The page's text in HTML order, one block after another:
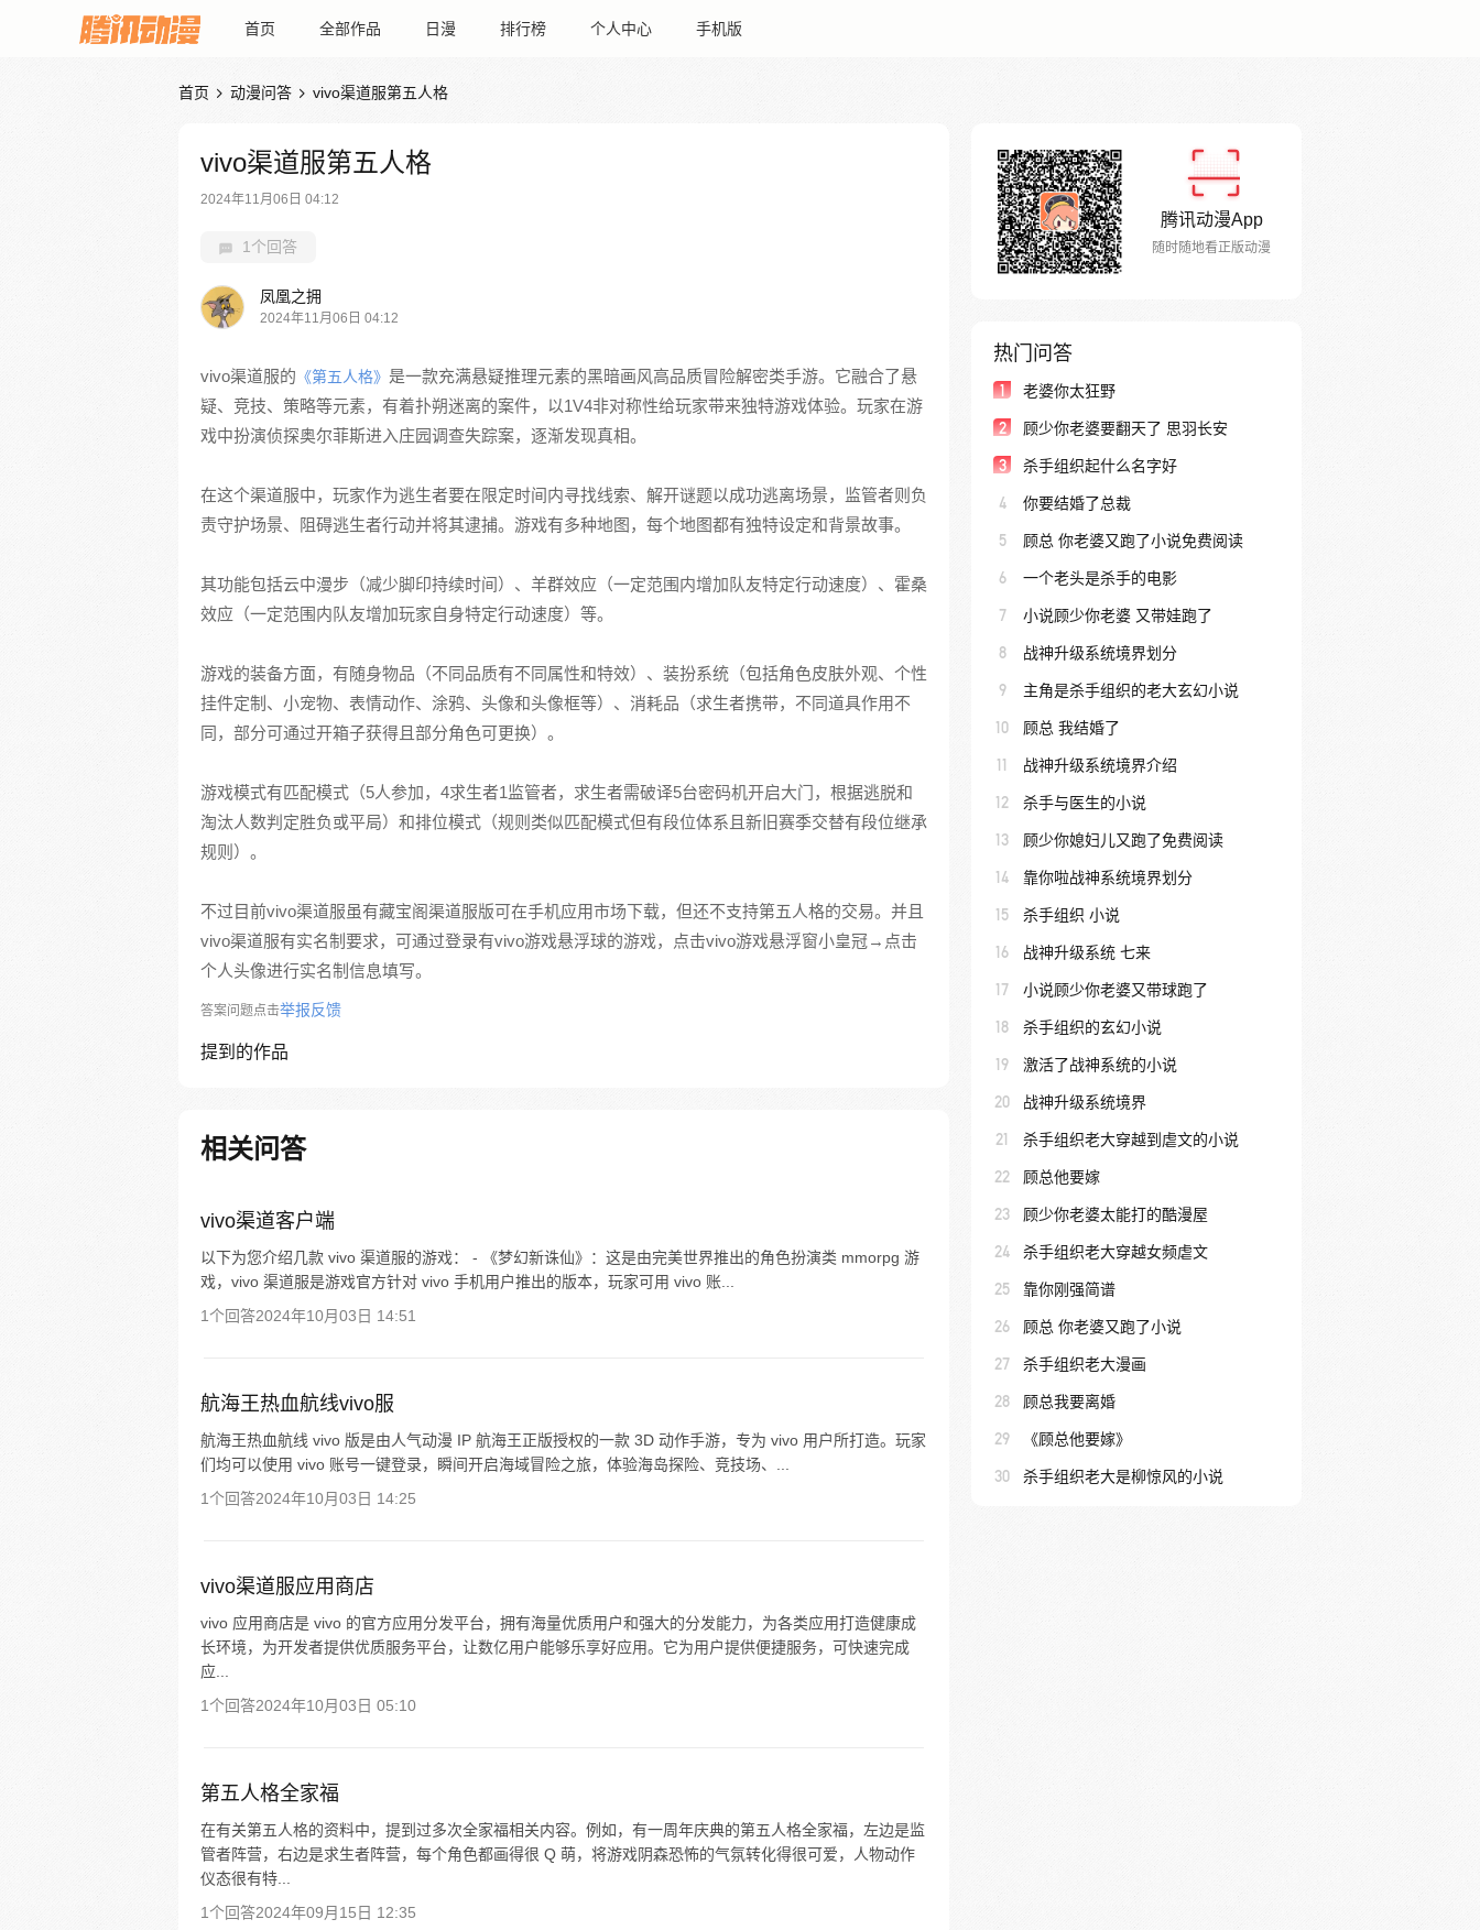
首页 全部作品 日漫 排行榜 个人中心 手机版
首页  动漫问答  vivo渠道服第五人格
vivo渠道服第五人格
2024年11月06日 04:12
1个回答
凤凰之拥
2024年11月06日 04:12
vivo渠道服的 《第五人格》 是一款充满悬疑推理元素的黑暗画风高品质冒险解密类手游。它融合了悬
疑、竞技、策略等元素，有着扑朔迷离的案件，以1V4非对称性给玩家带来独特游戏体验。玩家在游
戏中扮演侦探奥尔菲斯进入庄园调查失踪案，逐渐发现真相。
在这个渠道服中，玩家作为逃生者要在限定时间内寻找线索、解开谜题以成功逃离场景，监管者则负
责守护场景、阻碍逃生者行动并将其逮捕。游戏有多种地图，每个地图都有独特设定和背景故事。
其功能包括云中漫步（减少脚印持续时间）、羊群效应（一定范围内增加队友特定行动速度）、霍桑
效应（一定范围内队友增加玩家自身特定行动速度）等。
游戏的装备方面，有随身物品（不同品质有不同属性和特效）、装扮系统（包括角色皮肤外观、个性
挂件定制、小宠物、表情动作、涂鸦、头像和头像框等）、消耗品（求生者携带，不同道具作用不
同，部分可通过开箱子获得且部分角色可更换）。
游戏模式有匹配模式（5人参加，4求生者1监管者，求生者需破译5台密码机开启大门，根据逃脱和
淘汰人数判定胜负或平局）和排位模式（规则类似匹配模式但有段位体系且新旧赛季交替有段位继承
规则）。
不过目前vivo渠道服虽有藏宝阁渠道服版可在手机应用市场下载，但还不支持第五人格的交易。并且
vivo渠道服有实名制要求，可通过登录有vivo游戏悬浮球的游戏，点击vivo游戏悬浮窗小皇冠→点击
个人头像进行实名制信息填写。
答案问题点击举报反馈
提到的作品
相关问答
vivo渠道客户端
以下为您介绍几款 vivo 渠道服的游戏： - 《梦幻新诛仙》：这是由完美世界推出的角色扮演类 mmorpg 游
戏，vivo 渠道服是游戏官方针对 vivo 手机用户推出的版本，玩家可用 vivo 账...
1个回答2024年10月03日 14:51
航海王热血航线vivo服
航海王热血航线 vivo 版是由人气动漫 IP 航海王正版授权的一款 3D 动作手游，专为 vivo 用户所打造。玩家
们均可以使用 vivo 账号一键登录，瞬间开启海域冒险之旅，体验海岛探险、竞技场、...
1个回答2024年10月03日 14:25
vivo渠道服应用商店
vivo 应用商店是 vivo 的官方应用分发平台，拥有海量优质用户和强大的分发能力，为各类应用打造健康成
长环境，为开发者提供优质服务平台，让数亿用户能够乐享好应用。它为用户提供便捷服务，可快速完成
应...
1个回答2024年10月03日 05:10
第五人格全家福
在有关第五人格的资料中，提到过多次全家福相关内容。例如，有一周年庆典的第五人格全家福，左边是监
管者阵营，右边是求生者阵营，每个角色都画得很 Q 萌，将游戏阴森恐怖的气氛转化得很可爱，人物动作
仪态很有特...
1个回答2024年09月15日 12:35
腾讯动漫App
随时随地看正版动漫
热门问答
1 老婆你太狂野
2 顾少你老婆要翻天了 思羽长安
3 杀手组织起什么名字好
4 你要结婚了总裁
5 顾总 你老婆又跑了小说免费阅读
6 一个老头是杀手的电影
7 小说顾少你老婆 又带娃跑了
8 战神升级系统境界划分
9 主角是杀手组织的老大玄幻小说
10 顾总 我结婚了
11 战神升级系统境界介绍
12 杀手与医生的小说
13 顾少你媳妇儿又跑了免费阅读
14 靠你啦战神系统境界划分
15 杀手组织 小说
16 战神升级系统 七来
17 小说顾少你老婆又带球跑了
18 杀手组织的玄幻小说
19 激活了战神系统的小说
20 战神升级系统境界
21 杀手组织老大穿越到虐文的小说
22 顾总他要嫁
23 顾少你老婆太能打的酷漫屋
24 杀手组织老大穿越女频虐文
25 靠你刚强简谱
26 顾总 你老婆又跑了小说
27 杀手组织老大漫画
28 顾总我要离婚
29 《顾总他要嫁》
30 杀手组织老大是柳惊风的小说